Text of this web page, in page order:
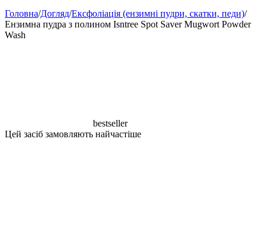
Головна/Догляд/Ексфоліація (ензимні пудри, скатки, педи)/
Ензимна пудра з полином Isntree Spot Saver Mugwort Powder
Wash
bestseller
Цей засіб замовляють найчастіше